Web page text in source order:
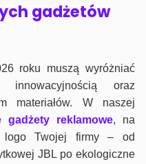
gadżetów
roku muszą wyróżniać
oraz
materiałów. W naszej
gadżety reklamowe, na
logo Twojej firmy – od
JBL po ekologiczne